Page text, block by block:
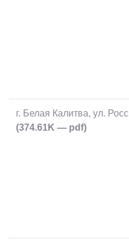
г. Белая Калитва, ул.
(374.61K — pdf)